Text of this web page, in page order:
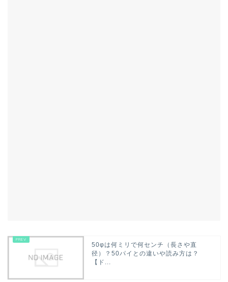
50φは何ミリで何センチ（長さや直
径）？50パイとの違いや読み方は？
【ド...